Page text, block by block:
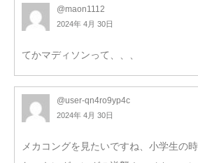
@maon1112
2024年 4月 30日
てかマディソンって、、、
@user-qn4ro9yp4c
2024年 4月 30日
メカコングを見たいですね、小学生の